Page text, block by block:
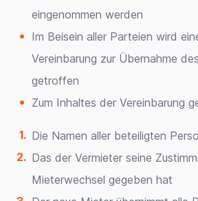
eingenommen werden
Im Beisein aller Parteien wird
Vereinbarung zur Übernahme
getroffen
Zum Inhaltes der Vereinbarung
Die Namen aller beteiligten
Das der Vermieter seine
Mieterwechsel gegeben hat